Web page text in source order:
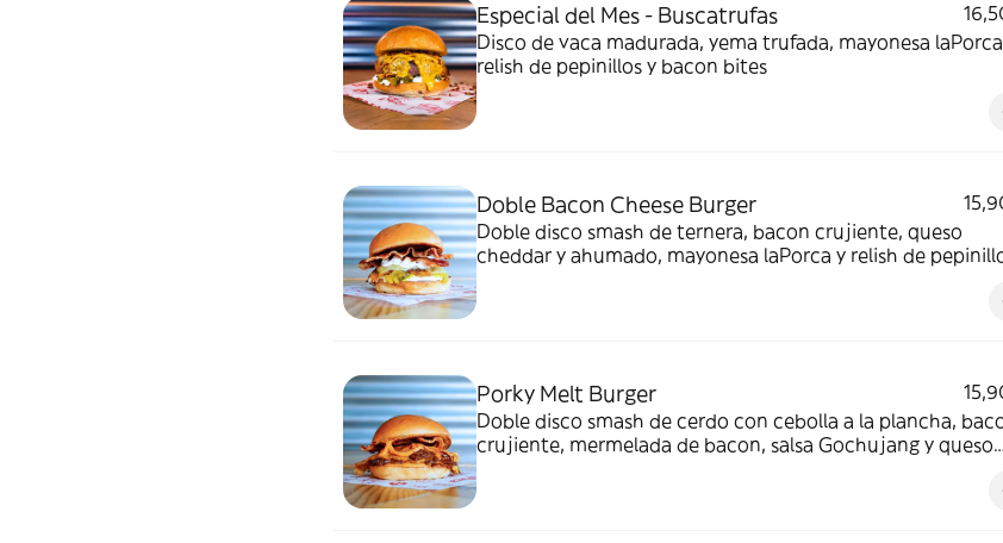
Especial del Mes - Buscatrufas
Disco de vaca madurada, yema trufada, mayonesa
relish de pepinillos y bacon bites
Doble Bacon Cheese Burger
Doble disco smash de ternera, bacon crujiente, queso
cheddar y ahumado, mayonesa laPorca y relish de
Porky Melt Burger
Doble disco smash de cerdo con cebolla a la plancha,
crujiente, mermelada de bacon, salsa Gochujang y queso